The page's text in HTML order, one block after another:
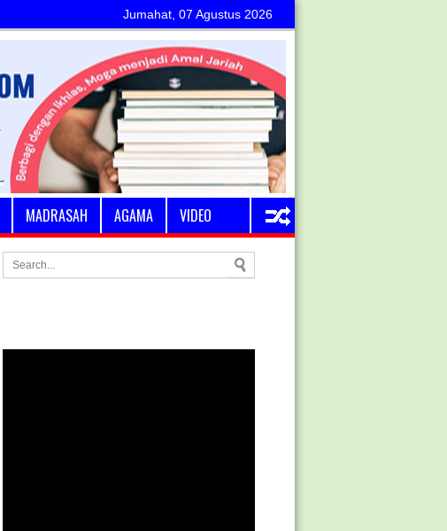
Jumahat, 07 Agustus 2026
MADRASAH AGAMA VIDEO